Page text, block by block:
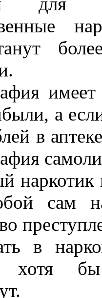
а
в
наркотик
сам
в
хотя